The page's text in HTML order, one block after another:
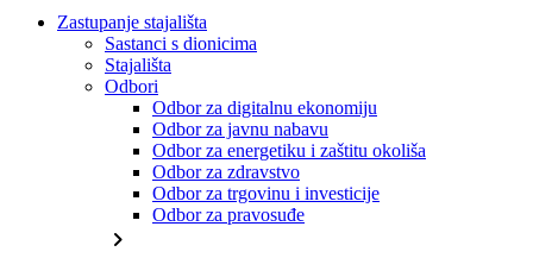
Zastupanje stajališta
Sastanci s dionicima
Stajališta
Odbori
Odbor za digitalnu ekonomiju
Odbor za javnu nabavu
Odbor za energetiku i zaštitu okoliša
Odbor za zdravstvo
Odbor za trgovinu i investicije
Odbor za pravosuđe
chevron_right